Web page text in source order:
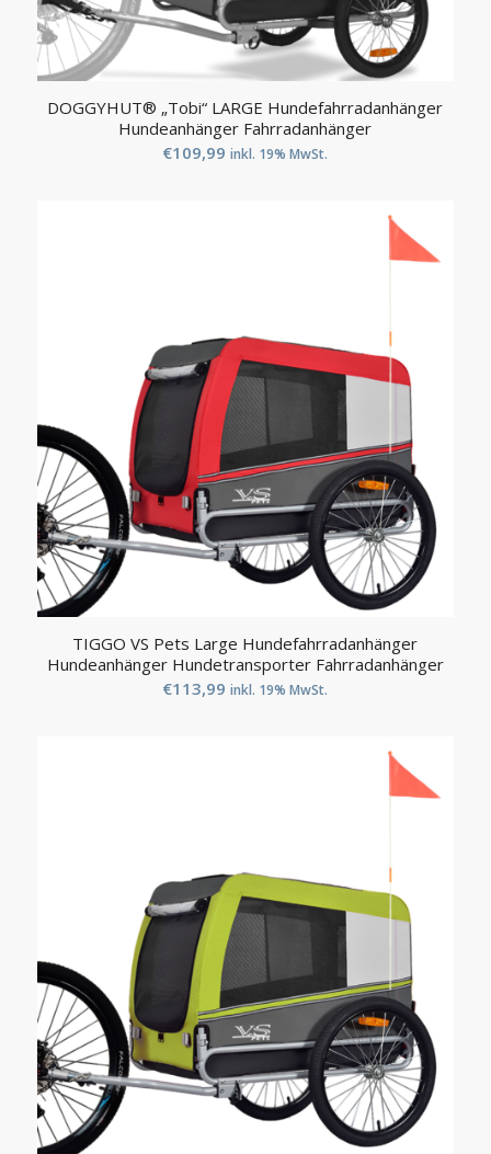
DOGGYHUT® „Tobi“ LARGE Hundefahrradanhänger
Hundeanhänger Fahrradanhänger
€109,99 inkl. 19% MwSt.
TIGGO VS Pets Large Hundefahrradanhänger
Hundeanhänger Hundetransporter Fahrradanhänger
€113,99 inkl. 19% MwSt.